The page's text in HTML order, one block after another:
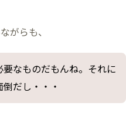
がらも、
要なものだもんね。それに
だし・・・